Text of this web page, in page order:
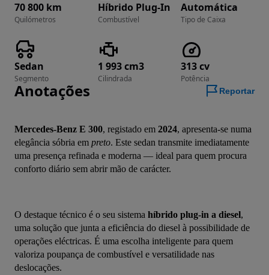
70 800 km
Quilómetros
Híbrido Plug-In
Combustível
Automática
Tipo de Caixa
Sedan
Segmento
1 993 cm3
Cilindrada
313 cv
Potência
Anotações Reportar
Mercedes-Benz E 300, registado em 2024, apresenta-se numa
elegância sóbria em preto. Este sedan transmite imediatamente
uma presença refinada e moderna — ideal para quem procura
conforto diário sem abrir mão de carácter.
O destaque técnico é o seu sistema híbrido plug-in a diesel,
uma solução que junta a eficiência do diesel à possibilidade de
operações eléctricas. É uma escolha inteligente para quem
valoriza poupança de combustível e versatilidade nas
deslocações.